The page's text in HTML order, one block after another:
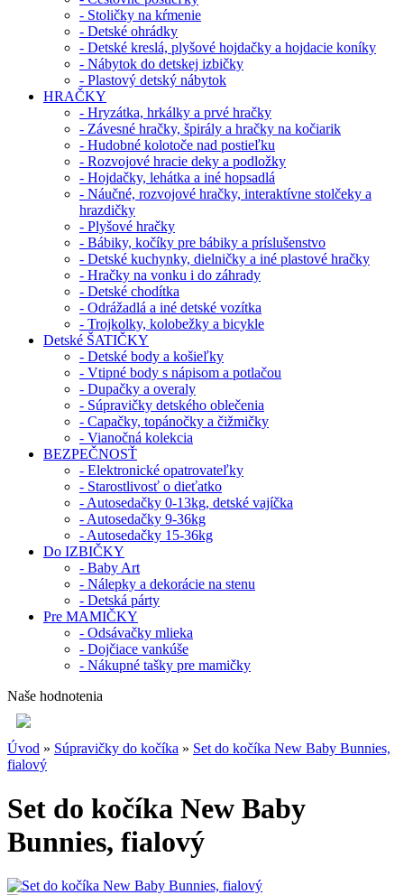
- Stoličky na kŕmenie
- Detské ohrádky
- Detské kreslá, plyšové hojdačky a hojdacie koníky
- Nábytok do detskej izbičky
- Plastový detský nábytok
HRAČKY
- Hryzátka, hrkálky a prvé hračky
- Závesné hračky, špirály a hračky na kočiarik
- Hudobné kolotoče nad postieľku
- Rozvojové hracie deky a podložky
- Hojdačky, lehátka a iné hopsadlá
- Náučné, rozvojové hračky, interaktívne stolčeky a
hrazdičky
- Plyšové hračky
- Bábiky, kočíky pre bábiky a príslušenstvo
- Detské kuchynky, dielničky a iné plastové hračky
- Hračky na vonku i do záhrady
- Detské chodítka
- Odrážadlá a iné detské vozítka
- Trojkolky, kolobežky a bicykle
Detské ŠATIČKY
- Detské body a košieľky
- Vtipné body s nápisom a potlačou
- Dupačky a overaly
- Súpravičky detského oblečenia
- Capačky, topánočky a čižmičky
- Vianočná kolekcia
BEZPEČNOSŤ
- Elektronické opatrovateľky
- Starostlivosť o dieťatko
- Autosedačky 0-13kg, detské vajíčka
- Autosedačky 9-36kg
- Autosedačky 15-36kg
Do IZBIČKY
- Baby Art
- Nálepky a dekorácie na stenu
- Detská párty
Pre MAMIČKY
- Odsávačky mlieka
- Dojčiace vankúše
- Nákupné tašky pre mamičky
Naše hodnotenia
Úvod » Súpravičky do kočíka » Set do kočíka New Baby Bunnies,
fialový
Set do kočíka New Baby
Bunnies, fialový